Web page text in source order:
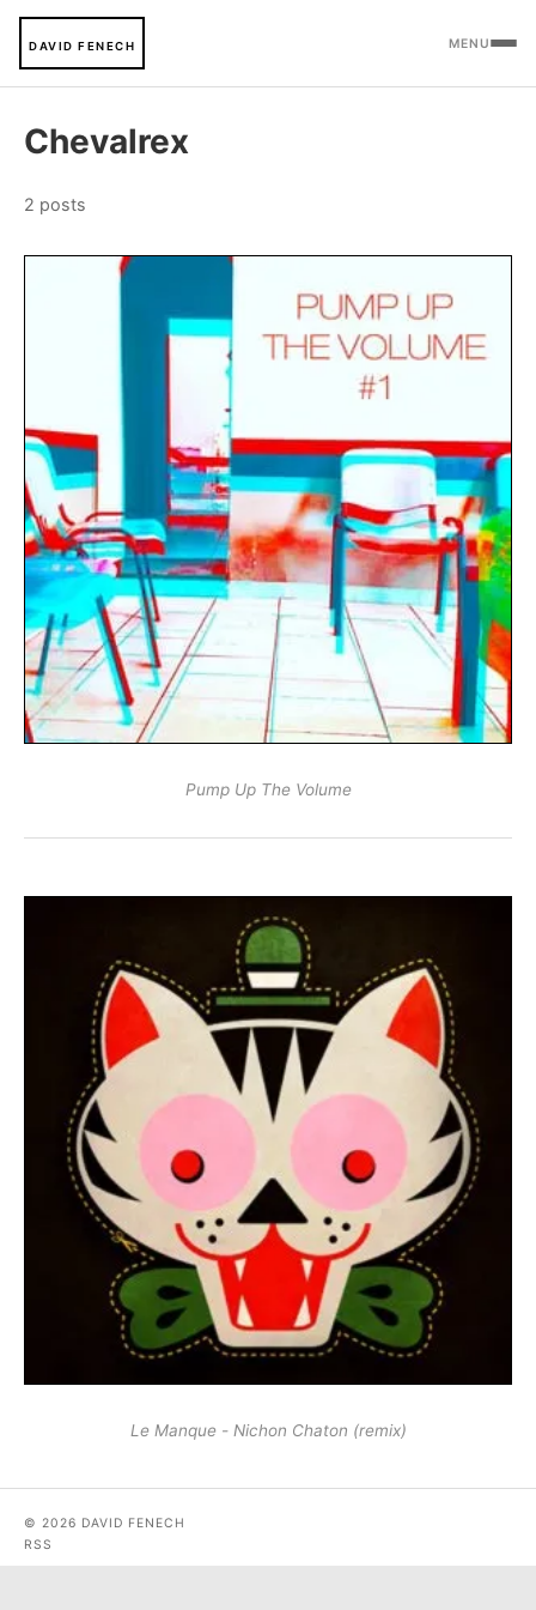
DAVID FENECH MENU
Chevalrex
2 posts
Pump Up The Volume
Le Manque - Nichon Chaton (remix)
© 2026 DAVID FENECH
RSS